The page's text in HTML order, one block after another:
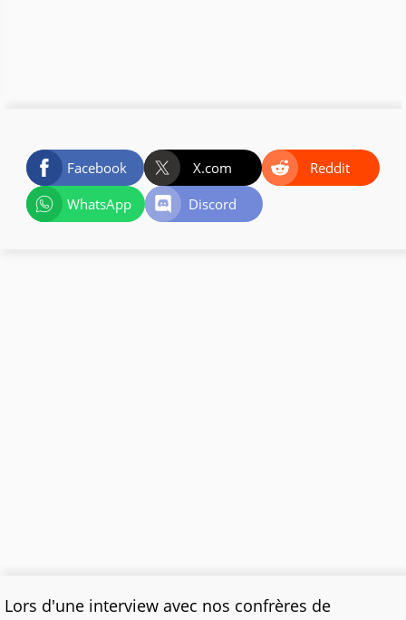
Facebook X.com
Reddit
WhatsApp
Discord
Lors d'une interview avec nos confrères de